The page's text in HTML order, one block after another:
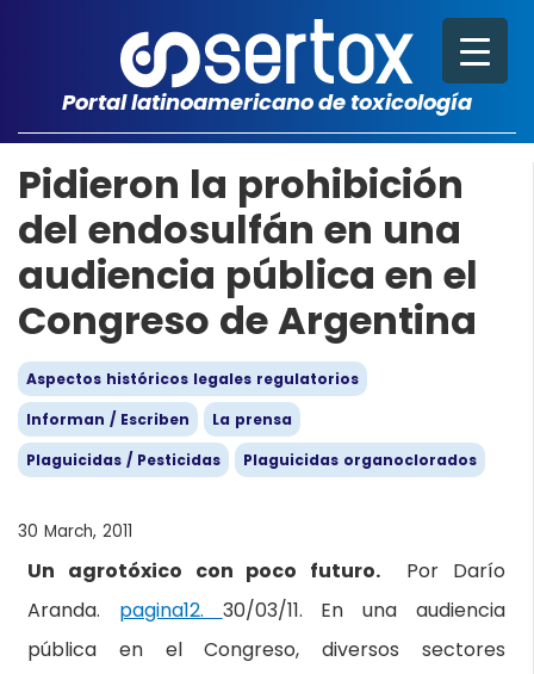
Portal latinoamericano de toxicología
Pidieron la prohibición
del endosulfán en una
audiencia pública en el
Congreso de Argentina
Aspectos históricos legales regulatorios
Informan / Escriben
La prensa
Plaguicidas / Pesticidas
Plaguicidas organoclorados
30 March, 2011
Un agrotóxico con poco futuro.
Por Darío
Aranda. pagina12. 30/03/11. En una audiencia
pública en el Congreso, diversos sectores